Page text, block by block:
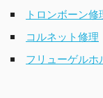
トロンボーン修
コルネット修理
フリューゲルホ